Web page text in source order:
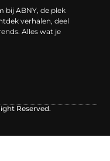
bij ABNY, de plek
verhalen, deel
Alles wat je
Reserved.